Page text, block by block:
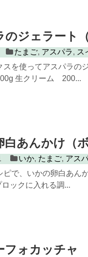
のジェラート
たまご, アスパラ, ス
スを使ってアスパラの
生クリーム 200...
白あんかけ（ボ
いか, たまご, アス
ピで、いかの卵白あん
ックに入れる調...
フォカッチャ